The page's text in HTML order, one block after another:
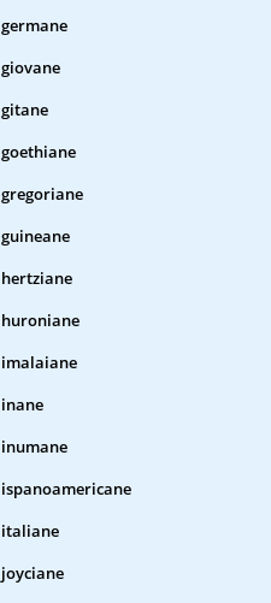
germane
giovane
gitane
goethiane
gregoriane
guineane
hertziane
huroniane
imalaiane
inane
inumane
ispanoamericane
italiane
joyciane